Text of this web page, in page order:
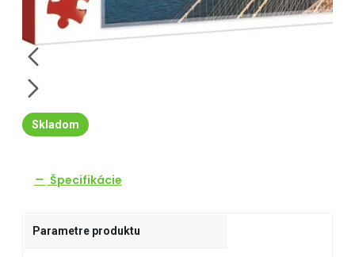
Skladom
Špecifikácie
Parametre produktu